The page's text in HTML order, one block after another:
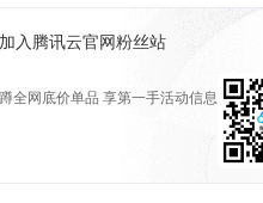
加入腾讯云官网粉丝站
蹲全网底价单品 享第一手活动信息